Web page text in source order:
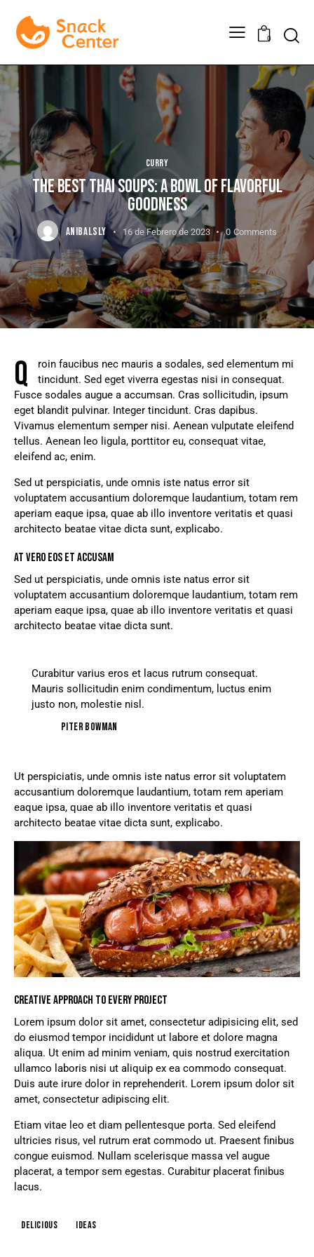
0
CURRY
THE BEST THAI SOUPS: A BOWL OF FLAVORFUL
GOODNESS
ANIBALSLY 16 de Febrero de 2023 0 Comments
Q
roin faucibus nec mauris a sodales, sed elementum mi
tincidunt. Sed eget viverra egestas nisi in consequat.
Fusce sodales augue a accumsan. Cras sollicitudin, ipsum
eget blandit pulvinar. Integer tincidunt. Cras dapibus.
Vivamus elementum semper nisi. Aenean vulputate eleifend
tellus. Aenean leo ligula, porttitor eu, consequat vitae,
eleifend ac, enim.
Sed ut perspiciatis, unde omnis iste natus error sit
voluptatem accusantium doloremque laudantium, totam rem
aperiam eaque ipsa, quae ab illo inventore veritatis et quasi
architecto beatae vitae dicta sunt, explicabo.
AT VERO EOS ET ACCUSAM
Sed ut perspiciatis, unde omnis iste natus error sit
voluptatem accusantium doloremque laudantium, totam rem
aperiam eaque ipsa, quae ab illo inventore veritatis et quasi
architecto beatae vitae dicta sunt.
Curabitur varius eros et lacus rutrum consequat.
Mauris sollicitudin enim condimentum, luctus enim
justo non, molestie nisl.
Piter Bowman
Ut perspiciatis, unde omnis iste natus error sit voluptatem
accusantium doloremque laudantium, totam rem aperiam
eaque ipsa, quae ab illo inventore veritatis et quasi
architecto beatae vitae dicta sunt, explicabo.
CREATIVE APPROACH TO EVERY PROJECT
Lorem ipsum dolor sit amet, consectetur adipisicing elit, sed
do eiusmod tempor incididunt ut labore et dolore magna
aliqua. Ut enim ad minim veniam, quis nostrud exercitation
ullamco laboris nisi ut aliquip ex ea commodo consequat.
Duis aute irure dolor in reprehenderit. Lorem ipsum dolor sit
amet, consectetur adipiscing elit.
Etiam vitae leo et diam pellentesque porta. Sed eleifend
ultricies risus, vel rutrum erat commodo ut. Praesent finibus
congue euismod. Nullam scelerisque massa vel augue
placerat, a tempor sem egestas. Curabitur placerat finibus
lacus.
Delicious Ideas